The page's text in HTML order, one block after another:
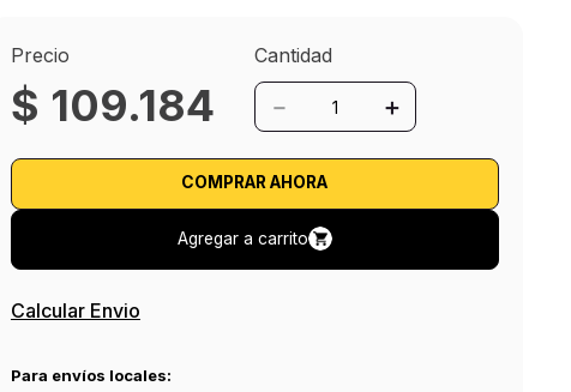
Precio
$ 109.184
Cantidad
＋
－
COMPRAR AHORA
Agregar a carrito
Calcular Envio
Para envíos locales: